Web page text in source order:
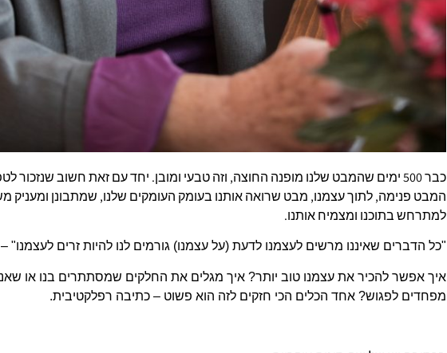
כבר 500 ימים שהמבט שלנו מופנה החוצה, וזה טבעי ומובן. יחד עם זאת חשוב שנזכור
המבט פנימה, לתוך עצמנו, מבט שרואה אותנו בעומק העומקים שלנו, שמתבונן ומעניק
למתרחש בתוכנו ומצמיח אותנו.
"כל הדברים שאיננו מרשים לעצמנו לדעת (על עצמנו) גורמים לנו להיות זרים לעצמנו"–
איך אפשר להכיר את עצמנו טוב יותר? איך מגלים את החלקים שמסתתרים בנו או
מפחדים לפגוש? אחד הכלים הכי חזקים לזה הוא פשוט – כתיבה רפלקטיבית.